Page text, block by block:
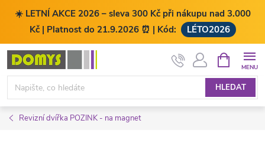
☀️ LETNÍ AKCE 2026 – sleva 300 Kč při nákupu nad 3.000
Kč | Platnost do 21.9.2026 ⏰ | Kód:
LÉTO2026
Přejít
obsah
HLEDAT
NÁKUPNÍ
KOŠÍK
Revizní dvířka POZINK - na magnet